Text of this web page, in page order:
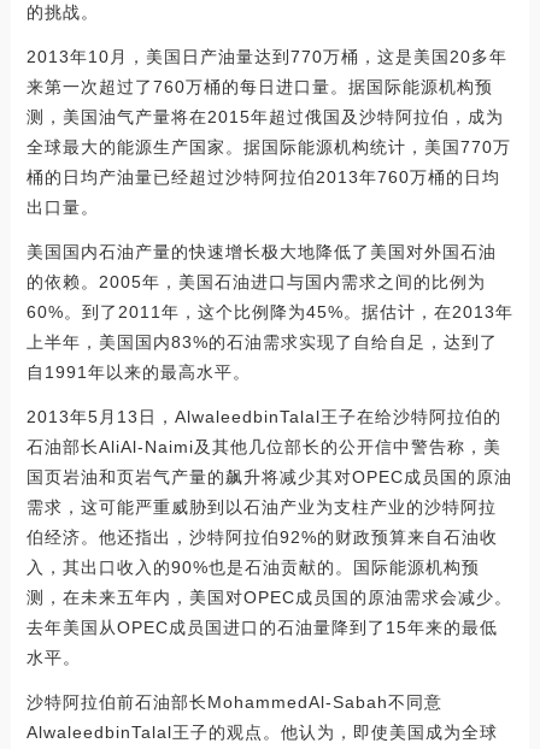
的挑战。
2013年10月，美国日产油量达到770万桶，这是美国20多年
来第一次超过了760万桶的每日进口量。据国际能源机构预
测，美国油气产量将在2015年超过俄国及沙特阿拉伯，成为
全球最大的能源生产国家。据国际能源机构统计，美国770万
桶的日均产油量已经超过沙特阿拉伯2013年760万桶的日均
出口量。
美国国内石油产量的快速增长极大地降低了美国对外国石油
的依赖。2005年，美国石油进口与国内需求之间的比例为
60%。到了2011年，这个比例降为45%。据估计，在2013年
上半年，美国国内83%的石油需求实现了自给自足，达到了
自1991年以来的最高水平。
2013年5月13日，AlwaleedbinTalal王子在给沙特阿拉伯的
石油部长AliAl-Naimi及其他几位部长的公开信中警告称，美
国页岩油和页岩气产量的飙升将减少其对OPEC成员国的原油
需求，这可能严重威胁到以石油产业为支柱产业的沙特阿拉
伯经济。他还指出，沙特阿拉伯92%的财政预算来自石油收
入，其出口收入的90%也是石油贡献的。国际能源机构预
测，在未来五年内，美国对OPEC成员国的原油需求会减少。
去年美国从OPEC成员国进口的石油量降到了15年来的最低
水平。
沙特阿拉伯前石油部长MohammedAl-Sabah不同意
AlwaleedbinTalal王子的观点。他认为，即使美国成为全球